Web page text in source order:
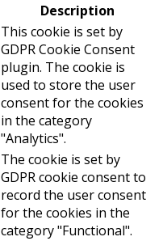
Description
This cookie is set by
GDPR Cookie Consent
plugin. The cookie is
used to store the user
consent for the cookies
in the category
"Analytics".
The cookie is set by
GDPR cookie consent to
record the user consent
for the cookies in the
category "Functional".